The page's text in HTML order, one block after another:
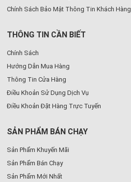
Chính Sách Bảo Mật Thông Tin Khách Hàng
THÔNG TIN CẦN BIẾT
Chính Sách
Hướng Dẫn Mua Hàng
Thông Tin Cửa Hàng
Điều Khoản Sử Dụng Dịch Vụ
Điều Khoản Đặt Hàng Trực Tuyến
SẢN PHẨM BÁN CHẠY
Sản Phẩm Khuyến Mãi
Sản Phẩm Bán Chạy
Sản Phẩm Mới Nhất